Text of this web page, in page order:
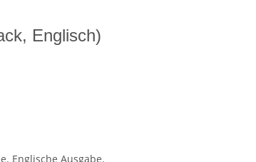
Englisch)
Englische Ausgabe.